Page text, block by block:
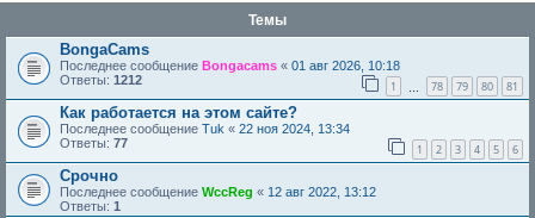
Темы
BongaCams
Последнее сообщение Bongacams « 01 авг 2026, 10:18
Ответы: 1212 1 78 79 80 81
Как работается на этом сайте?
Последнее сообщение Tuk « 22 ноя 2024, 13:34
Ответы: 77 1 2 3 4 5 6
Срочно
Последнее сообщение WccReg « 12 авг 2022, 13:12
Ответы: 1